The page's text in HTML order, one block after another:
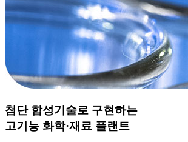
첨단 합성기술로 구현하는
고기능 화학·재료 플랜트